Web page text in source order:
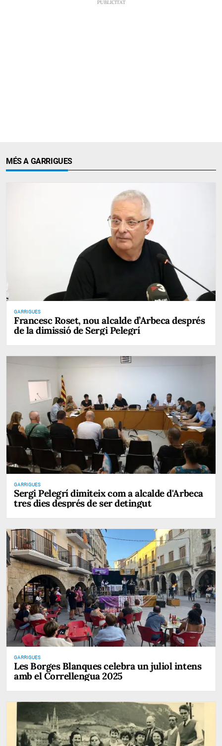
MÉS A GARRIGUES
GARRIGUES
Francesc Roset, nou alcalde d’Arbeca després
de la dimissió de Sergi Pelegrí
GARRIGUES
Sergi Pelegrí dimiteix com a alcalde d'Arbeca
tres dies després de ser detingut
GARRIGUES
Les Borges Blanques celebra un juliol intens
amb el Correllengua 2025